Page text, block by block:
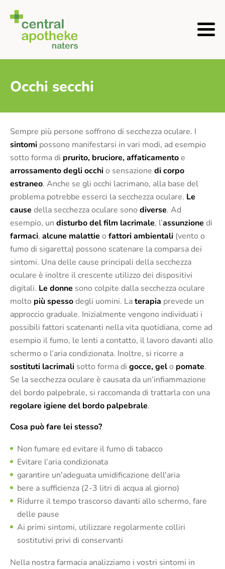
Occhi secchi
Sempre più persone soffrono di secchezza oculare. I
sintomi possono manifestarsi in vari modi, ad esempio
sotto forma di prurito, bruciore, affaticamentoe
arrossamento degli occhio sensazione di corpo
estraneo. Anche se gli occhi lacrimano, alla base del
problema potrebbe esserci la secchezza oculare. Le
cause della secchezza oculare sono diverse. Ad
esempio, un disturbo del film lacrimale, l’assunzione di
farmaci, alcune malattie o fattori ambientali (vento o
fumo di sigaretta) possono scatenare la comparsa dei
sintomi. Una delle cause principali della secchezza
oculare è inoltre il crescente utilizzo dei dispositivi
digitali. Le donne sono colpite dalla secchezza oculare
molto più spessodegli uomini. Laterapia prevede un
approccio graduale. Inizialmente vengono individuati i
possibili fattori scatenanti nella vita quotidiana, come ad
esempio il fumo, le lenti a contatto, il lavoro davanti allo
schermo o l’aria condizionata. Inoltre, si ricorre a
sostituti lacrimali sotto forma di gocce, gelo pomate.
Se la secchezza oculare è causata da un’infiammazione
del bordo palpebrale, si raccomanda di trattarla con una
regolare igiene del bordo palpebrale.
Cosa può fare lei stesso?
Non fumare ed evitare il fumo di tabacco
Evitare l’aria condizionata
garantire un'adeguata umidificazione dell'aria
bere a sufficienza (2-3 litri di acqua al giorno)
Ridurre il tempo trascorso davanti allo schermo, fare
delle pause
Ai primi sintomi, utilizzare regolarmente colliri
sostitutivi privi di conservanti
Nella nostra farmacia analizziamo i vostri sintomi in